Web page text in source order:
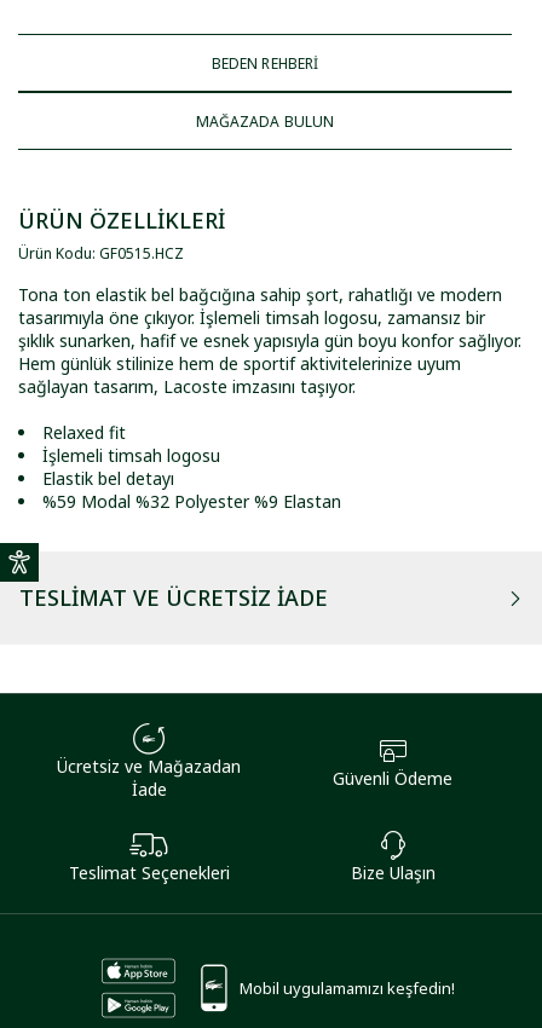
BEDEN REHBERİ
MAĞAZADA BULUN
ÜRÜN ÖZELLİKLERİ
Ürün Kodu: GF0515.HCZ
Tona ton elastik bel bağcığına sahip şort, rahatlığı ve modern
tasarımıyla öne çıkıyor. İşlemeli timsah logosu, zamansız bir
şıklık sunarken, hafif ve esnek yapısıyla gün boyu konfor sağlıyor.
Hem günlük stilinize hem de sportif aktivitelerinize uyum
sağlayan tasarım, Lacoste imzasını taşıyor.
Relaxed fit
İşlemeli timsah logosu
Elastik bel detayı
%59 Modal %32 Polyester %9 Elastan
TESLIMAT VE ÜCRETSIZ İADE
Ücretsiz ve Mağazadan
İade
Güvenli Ödeme
Teslimat Seçenekleri Bize Ulaşın
Mobil uygulamamızı keşfedin!